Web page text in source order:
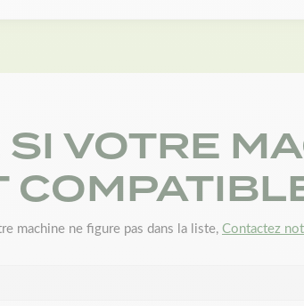
VOTRE
machine ne figure pas dans la liste, Contactez